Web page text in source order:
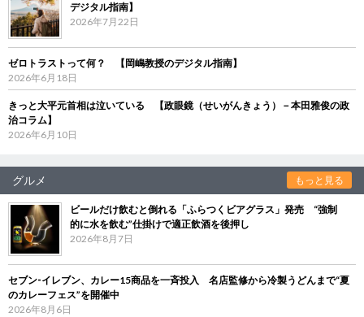
デジタル指南】
2026年7月22日
ゼロトラストって何？ 【岡嶋教授のデジタル指南】
2026年6月18日
きっと大平元首相は泣いている 【政眼鏡（せいがんきょう）－本田雅俊の政
治コラム】
2026年6月10日
グルメ もっと見る
ビールだけ飲むと倒れる「ふらつくビアグラス」発売 “強制
的に水を飲む”仕掛けで適正飲酒を後押し
2026年8月7日
セブン‐イレブン、カレー15商品を一斉投入 名店監修から冷製うどんまで“夏
のカレーフェス”を開催中
2026年8月6日